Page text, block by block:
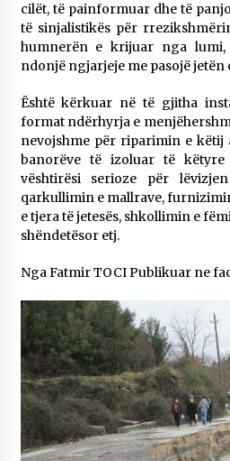
cilët, të painformuar dhe të
të sinjalistikës për
humnerën e krijuar nga
ndonjë ngjarjeje me pasojë jetën
Është kërkuar në të gjitha
format ndërhyrja e
nevojshme për riparimin e këtij
banorëve të izoluar të
vështirësi serioze për
qarkullimin e mallrave,
e tjera të jetesës, shkollimin e
shëndetësor etj.
Nga Fatmir TOCI Publikuar ne